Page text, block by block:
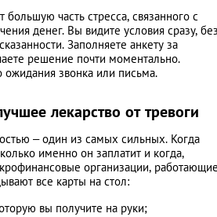
часть стресса, связанного с
денег. Вы видите условия сразу,
Заполняете анкету за
решение почти моментально.
ожидания звонка или письма.
лекарство от тревоги
– один из самых сильных. Когда
именно он заплатит и когда,
организации,
все карты на стол:
вы получите на руки;